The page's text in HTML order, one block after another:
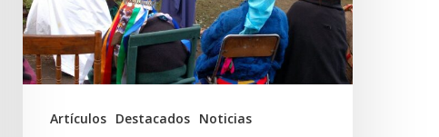
Artículos Destacados Noticias
la
Sociedad
Mapuche
Ancestral